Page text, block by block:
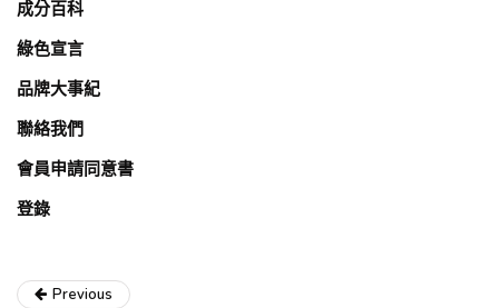
成分百科
綠色宣言
品牌大事紀
聯絡我們
會員申請同意書
登錄
Previous